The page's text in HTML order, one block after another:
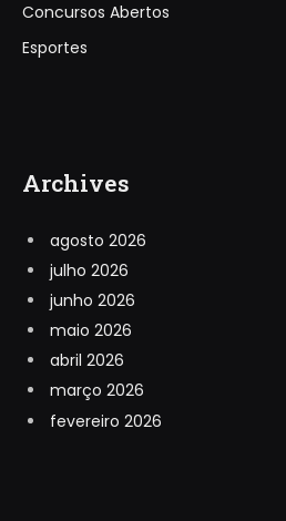
Concursos Abertos
Esportes
Archives
agosto 2026
julho 2026
junho 2026
maio 2026
abril 2026
março 2026
fevereiro 2026